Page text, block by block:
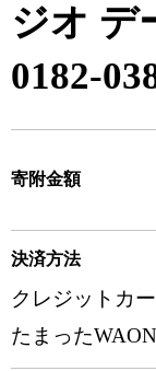
ジオ デ
0182-
寄附金額
決済方法
クレジットカ
たまった